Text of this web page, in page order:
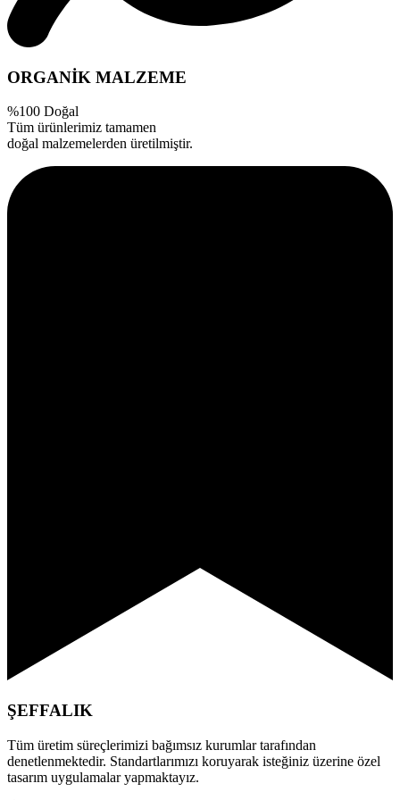
ORGANİK MALZEME
%100 Doğal
Tüm ürünlerimiz tamamen
doğal malzemelerden üretilmiştir.
ŞEFFALIK
Tüm üretim süreçlerimizi bağımsız kurumlar tarafından
denetlenmektedir. Standartlarımızı koruyarak isteğiniz üzerine özel
tasarım uygulamalar yapmaktayız.